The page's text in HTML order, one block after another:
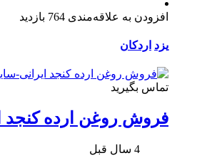
افزودن به علاقه‌مندی 764 بازدید
یزد اردکان
تماس بگیرید
فروش روغن ارده کنجد
4 سال قبل